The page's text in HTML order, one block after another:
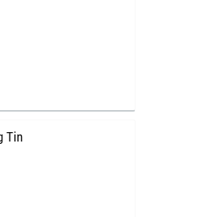
khi mua của mỗi hãng
ra một cách chính xác.
dưới đây sẽ hỗ trợ quý
Tin